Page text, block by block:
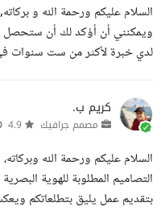
السلام عليكم ورحمة الله و
ويمكنني أن أؤكد لك أن
لدي خبرة لأكثر من ست سنوات
كريم ب.
مصمم جرافيك
السلام عليكم ورحمة الله
بتقديم عمل يليق بتطلعاتكم